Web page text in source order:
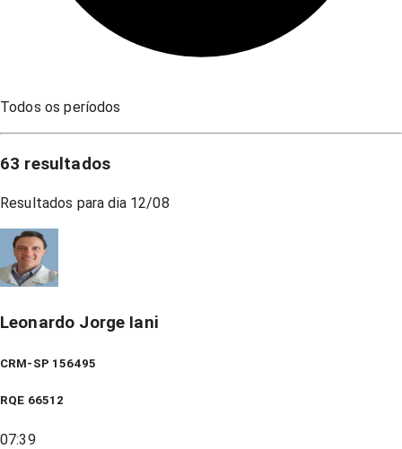
Todos os períodos
63 resultados
Resultados para dia 12/08
Leonardo Jorge Iani
CRM-SP 156495
RQE 66512
07:39